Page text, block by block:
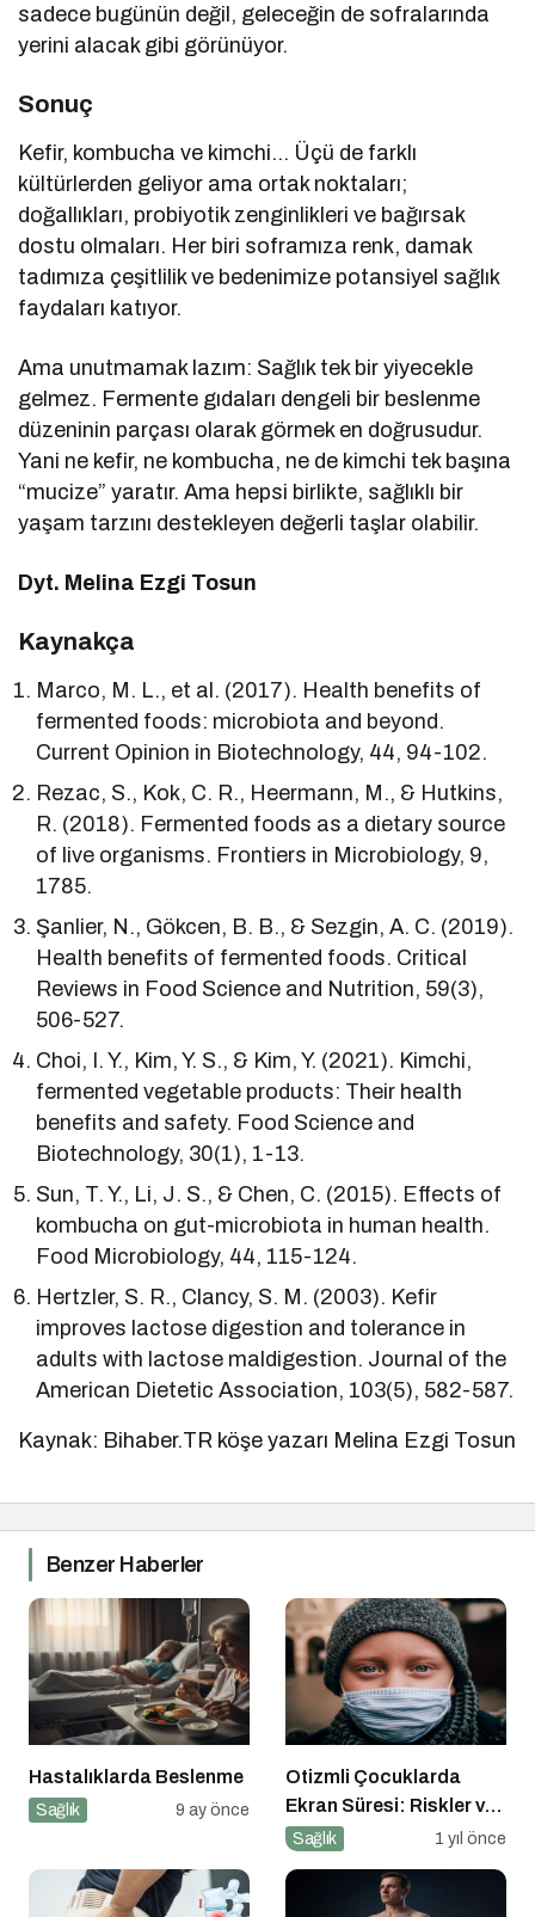
sadece bugünün değil, geleceğin de sofralarında
yerini alacak gibi görünüyor.
Sonuç
Kefir, kombucha ve kimchi… Üçü de farklı
kültürlerden geliyor ama ortak noktaları;
doğallıkları, probiyotik zenginlikleri ve bağırsak
dostu olmaları. Her biri soframıza renk, damak
tadımıza çeşitlilik ve bedenimize potansiyel sağlık
faydaları katıyor.
Ama unutmamak lazım: Sağlık tek bir yiyecekle
gelmez. Fermente gıdaları dengeli bir beslenme
düzeninin parçası olarak görmek en doğrusudur.
Yani ne kefir, ne kombucha, ne de kimchi tek başına
“mucize” yaratır. Ama hepsi birlikte, sağlıklı bir
yaşam tarzını destekleyen değerli taşlar olabilir.
Dyt. Melina Ezgi Tosun
Kaynakça
Marco, M. L., et al. (2017). Health benefits of
fermented foods: microbiota and beyond.
Current Opinion in Biotechnology, 44, 94-102.
Rezac, S., Kok, C. R., Heermann, M., & Hutkins,
R. (2018). Fermented foods as a dietary source
of live organisms. Frontiers in Microbiology, 9,
1785.
Şanlier, N., Gökcen, B. B., & Sezgin, A. C. (2019).
Health benefits of fermented foods. Critical
Reviews in Food Science and Nutrition, 59(3),
506-527.
Choi, I. Y., Kim, Y. S., & Kim, Y. (2021). Kimchi,
fermented vegetable products: Their health
benefits and safety. Food Science and
Biotechnology, 30(1), 1-13.
Sun, T. Y., Li, J. S., & Chen, C. (2015). Effects of
kombucha on gut-microbiota in human health.
Food Microbiology, 44, 115-124.
Hertzler, S. R., Clancy, S. M. (2003). Kefir
improves lactose digestion and tolerance in
adults with lactose maldigestion. Journal of the
American Dietetic Association, 103(5), 582-587.
Kaynak: Bihaber.TR köşe yazarı Melina Ezgi Tosun
Benzer Haberler
Hastalıklarda Beslenme
Sağlık 9 ay önce
Otizmli Çocuklarda
Ekran Süresi: Riskler ve
Öneriler
Sağlık 1 yıl önce